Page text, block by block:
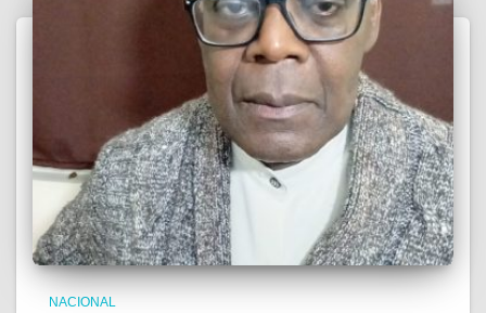
NACIONAL